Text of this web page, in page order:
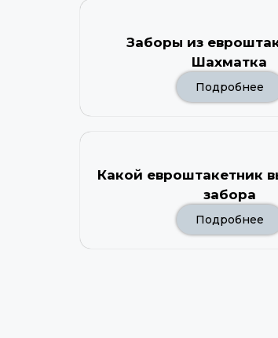
Заборы из
Шахматка
Подробнее
Какой евроштакетник
забора
Подробнее